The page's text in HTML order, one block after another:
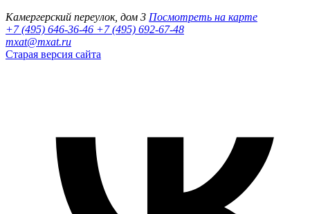
Камергерский переулок, дом 3 Посмотреть на карте
+7 (495) 646-36-46 +7 (495) 692-67-48‬
mxat@mxat.ru
Старая версия сайта